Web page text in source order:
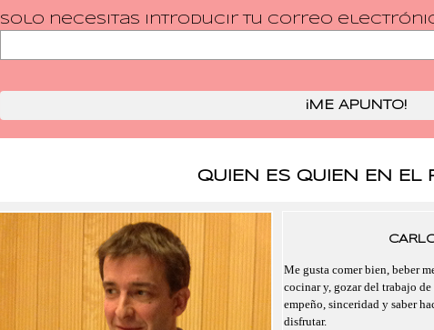
Solo necesitas introducir tu correo
QUIEN ES QUIEN EN EL
Me gusta comer bien, beber
cocinar y, gozar del trabajo
empeño, sinceridad y saber
disfrutar.